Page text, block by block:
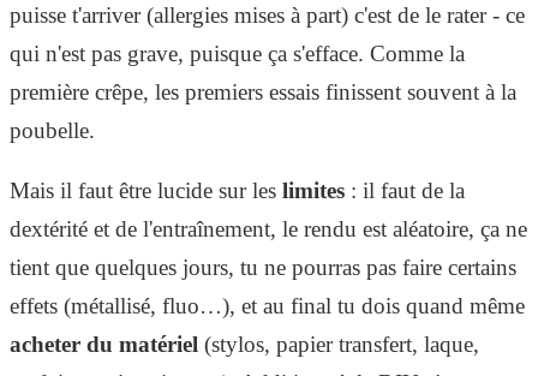
puisse t'arriver (allergies mises à part) c'est de le rater - ce
qui n'est pas grave, puisque ça s'efface. Comme la
première crêpe, les premiers essais finissent souvent à la
poubelle.
Mais il faut être lucide sur les limites : il faut de la
dextérité et de l'entraînement, le rendu est aléatoire, ça ne
tient que quelques jours, tu ne pourras pas faire certains
effets (métallisé, fluo…), et au final tu dois quand même
acheter du matériel (stylos, papier transfert, laque,